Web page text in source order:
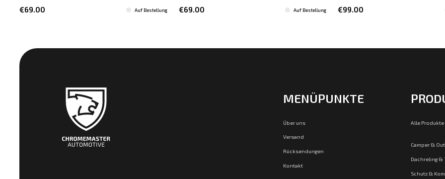
€69.00 Auf Bestellung €69.00 Auf Bestellung €99.00
MENÜPUNKTE
Über uns
Versand
Rücksendungen
Kontakt
Alle Produkte
Camper &
Dachreling &
Schutz &